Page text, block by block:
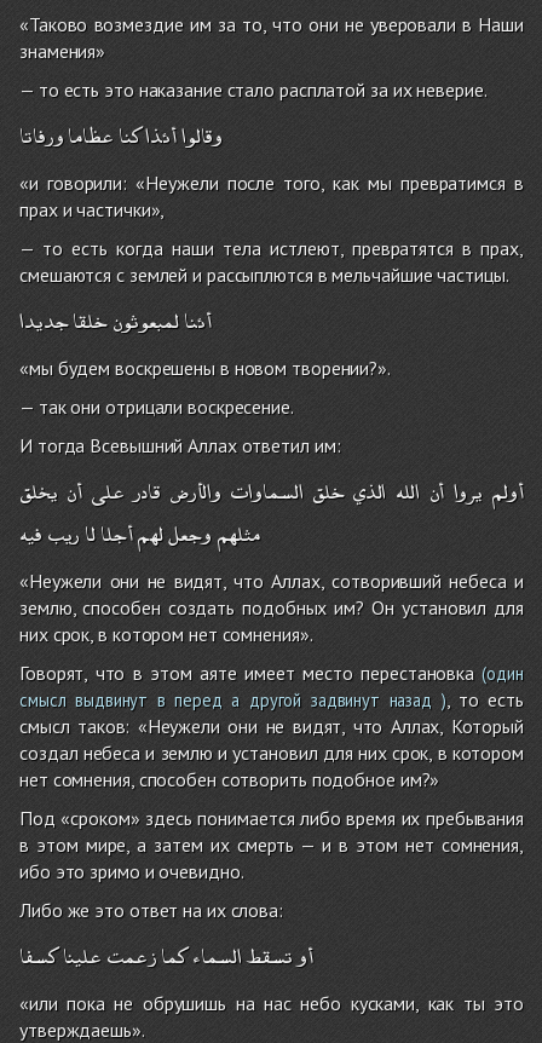
«Таково возмездие им за то, что они не уверовали в Наши
знамения»
— то есть это наказание стало расплатой за их неверие.
وقالواأئذاكناعظاماورفاتا
«и говорили: «Неужели после того, как мы превратимся в
прах и частички»,
— то есть когда наши тела истлеют, превратятся в прах,
смешаются с землей и рассыплются в мельчайшие частицы.
أئنالمبعوثونخلقاجديدا
«мы будем воскрешены в новом творении?».
— так они отрицали воскресение.
И тогда Всевышний Аллах ответил им:
أولم يروا أن الله الذي خلق السماوات والأرض قادر على أن يخلق
مثلهموجعللهمأجلالاريبفيه
«Неужели они не видят, что Аллах, сотворивший небеса и
землю, способен создать подобных им? Он установил для
них срок, в котором нет сомнения».
Говорят, что в этом аяте имеет место перестановка (один
смысл выдвинут в перед а другой задвинут назад ), то есть
смысл таков: «Неужели они не видят, что Аллах, Который
создал небеса и землю и установил для них срок, в котором
нет сомнения, способен сотворить подобное им?»
Под «сроком» здесь понимается либо время их пребывания
в этом мире, а затем их смерть — и в этом нет сомнения,
ибо это зримо и очевидно.
Либо же это ответ на их слова:
أوتسقطالسماءكمازعمتعليناكسفا
«или пока не обрушишь на нас небо кусками, как ты это
утверждаешь».